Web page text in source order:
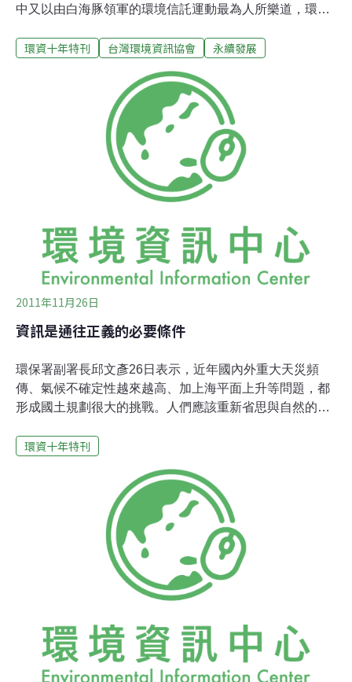
中又以由白海豚領軍的環境信託運動最為人所樂道，環境
留住棲地、留活口的柔性訴求。濁水溪口（或民間習稱白
野，即使國光石化決定不蓋在芳苑沿海濕地，但保護濕地
以及白海豚的重要性卻深刻烙印在50000多位認股人的心
中。環境資訊協會26日發表的個案研討，便以白海豚保育
V. S.反國光石化為案例說明這一年來的環境運動的蛻變。
環資環境信託中心專案經理溫于璇表示，台灣環境資訊協
會自2004年即致力於推動環境信託，以此形式守護自然棲
地。反國光石化（俗稱八輕）運動雖在民間風起雲湧，但
討論的專業內容，並不容易理解、消化。為了讓國光石化
所造成的影響以及環境永續的概念簡單
環資十年特刊 台灣環境資訊協會 永續發展
2011年11月26日
資訊是通往正義的必要條件
環保署副署長邱文彥26日表示，近年國內外重大天災頻
傳、氣候不確定性越來越高、加上海平面上升等問題，都
形成國土規劃很大的挑戰。人們應該重新省思與自然的關
而民眾對環境資訊的掌握與決策參與，都是其中不可或缺
舉國民黨不分區代表的邱文彥指出，許多不永續的開發
案，如在彰化海岸的國光石化、土城彈藥庫開發、 202兵
工廠蓋生技園區、新店十四張蓋捷運機廠等爭議，造成問
題的根源，都是因為規劃單位把地方當成「白紙」，沒有
把原來空間上的土地樣貌當作重要的元 素，而是把人的需
要擺第一，人不用的地方才留給原野。規劃單位如果好好
執行事前調查，就不會出現把文化古蹟劃入捷運機廠位址
立教育大學、政治大學第三部門研究中心聯合舉辦的「資
訊、土地、管理‧台灣環境NGO個案研討會」中，
環資十年特刊